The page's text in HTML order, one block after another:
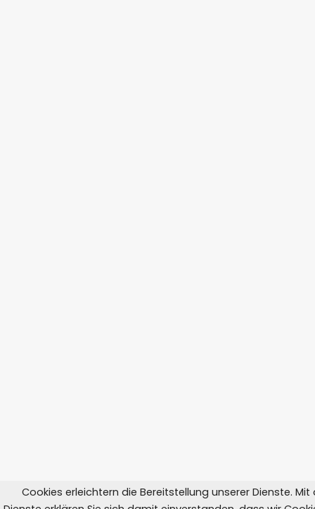
Cookies erleichtern die Bereitstellung unserer Dienste. Mit